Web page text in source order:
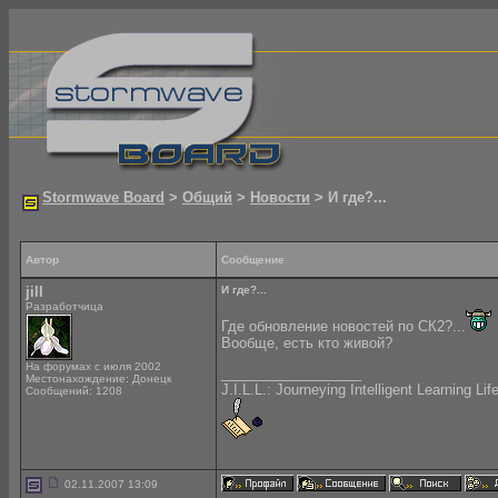
Stormwave Board > Общий > Новости > И где?...
Автор Сообщение
jill
Разработчица
На форумах с июля 2002
Местонахождение: Донецк
Сообщений: 1208
И где?...
Где обновление новостей по СК2?...
Вообще, есть кто живой?
J.I.L.L.: Journeying Intelligent Learning
02.11.2007 13:09